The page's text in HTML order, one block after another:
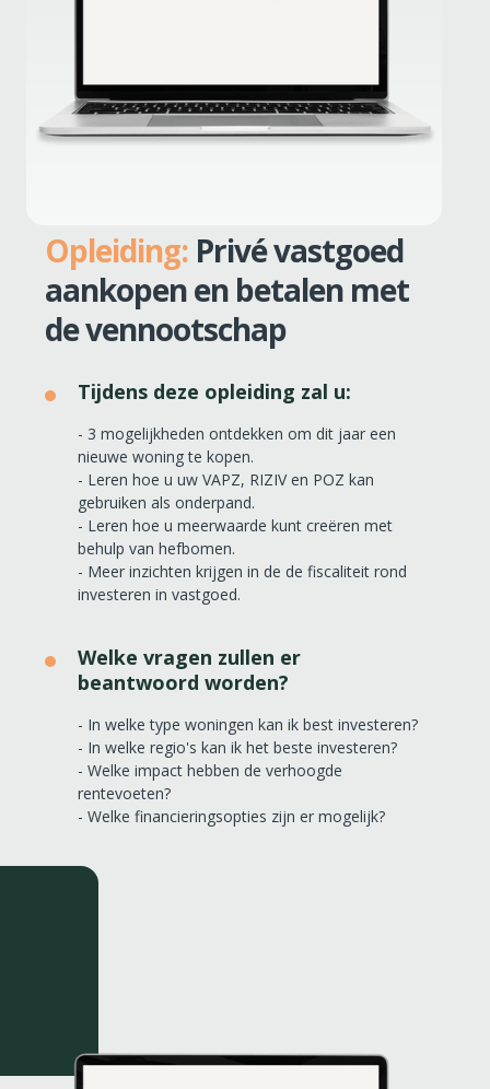
Opleiding: Privé vastgoed
aankopen en betalen met
de vennootschap
Tijdens deze opleiding zal u:
- 3 mogelijkheden ontdekken om dit jaar een
nieuwe woning te kopen.
- Leren hoe u uw VAPZ, RIZIV en POZ kan
gebruiken als onderpand.
- Leren hoe u meerwaarde kunt creëren met
behulp van hefbomen.
- Meer inzichten krijgen in de de fiscaliteit rond
investeren in vastgoed.
Welke vragen zullen er
beantwoord worden?
- In welke type woningen kan ik best investeren?
- In welke regio's kan ik het beste investeren?
- Welke impact hebben de verhoogde
rentevoeten?
- Welke financieringsopties zijn er mogelijk?